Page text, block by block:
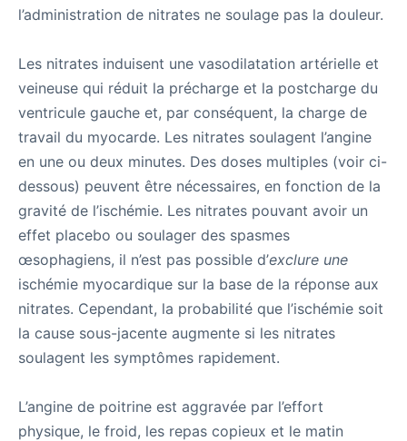
l’administration de nitrates ne soulage pas la douleur.
Les nitrates induisent une vasodilatation artérielle et
veineuse qui réduit la précharge et la postcharge du
ventricule gauche et, par conséquent, la charge de
travail du myocarde. Les nitrates soulagent l’angine
en une ou deux minutes. Des doses multiples (voir ci-
dessous) peuvent être nécessaires, en fonction de la
gravité de l’ischémie. Les nitrates pouvant avoir un
effet placebo ou soulager des spasmes
œsophagiens, il n’est pas possible d’exclure une
ischémie myocardique sur la base de la réponse aux
nitrates. Cependant, la probabilité que l’ischémie soit
la cause sous-jacente augmente si les nitrates
soulagent les symptômes rapidement.
L’angine de poitrine est aggravée par l’effort
physique, le froid, les repas copieux et le matin